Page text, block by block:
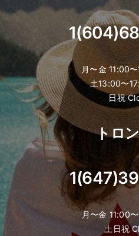
月〜金 11:00
土13:00〜
日祝
トロ
月〜金 11:00
土日祝